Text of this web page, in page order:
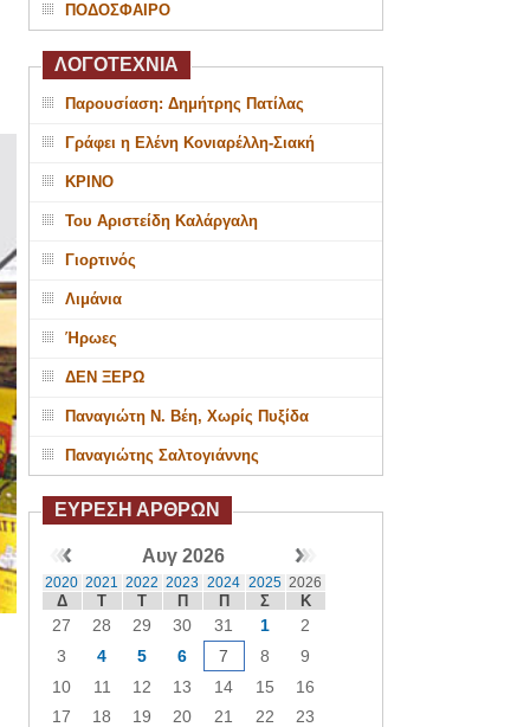
ΠΟΔΟΣΦΑΙΡΟ
ΛΟΓΟΤΕΧΝΙΑ
Παρουσίαση: Δημήτρης Πατίλας
Γράφει η Ελένη Κονιαρέλλη-Σιακή
ΚΡΙΝΟ
Του Αριστείδη Καλάργαλη
Γιορτινός
Λιμάνια
Ήρωες
ΔΕΝ ΞΕΡΩ
Παναγιώτη Ν. Βέη, Χωρίς Πυξίδα
Παναγιώτης Σαλτογιάννης
ΕΥΡΕΣΗ ΑΡΘΡΩΝ
Αυγ 2026
2020 2021 2022 2023 2024 2025 2026
Δ Τ Τ Π Π Σ Κ
27 28 29 30 31 1
2
3
4 5 6 7 8
9
10
11 12 13 14 15
16
17
18 19 20 21 22
23